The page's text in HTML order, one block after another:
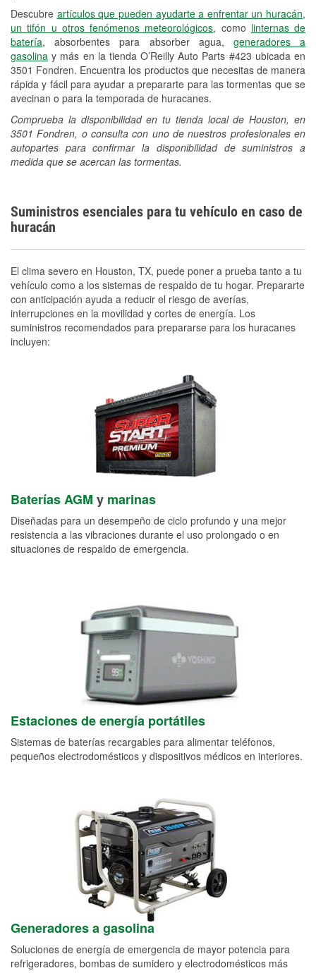
Descubre artículos que pueden ayudarte a enfrentar un huracán,
un tifón u otros fenómenos meteorológicos, como linternas de
batería, absorbentes para absorber agua, generadores a
gasolina y más en la tienda O’Reilly Auto Parts #423 ubicada en
3501 Fondren. Encuentra los productos que necesitas de manera
rápida y fácil para ayudar a prepararte para las tormentas que se
avecinan o para la temporada de huracanes.
Comprueba la disponibilidad en tu tienda local de Houston, en
3501 Fondren, o consulta con uno de nuestros profesionales en
autopartes para confirmar la disponibilidad de suministros a
medida que se acercan las tormentas.
Idiomas adicionales
Español
Suministros esenciales para tu vehículo en caso de
huracán
El clima severo en Houston, TX, puede poner a prueba tanto a tu
vehículo como a los sistemas de respaldo de tu hogar. Prepararte
con anticipación ayuda a reducir el riesgo de averías,
interrupciones en la movilidad y cortes de energía. Los
suministros recomendados para prepararse para los huracanes
incluyen:
Baterías AGM y marinas
Diseñadas para un desempeño de ciclo profundo y una mejor
resistencia a las vibraciones durante el uso prolongado o en
situaciones de respaldo de emergencia.
Estaciones de energía portátiles
Sistemas de baterías recargables para alimentar teléfonos,
pequeños electrodomésticos y dispositivos médicos en interiores.
Generadores a gasolina
Soluciones de energía de emergencia de mayor potencia para
refrigeradores, bombas de sumidero y electrodomésticos más